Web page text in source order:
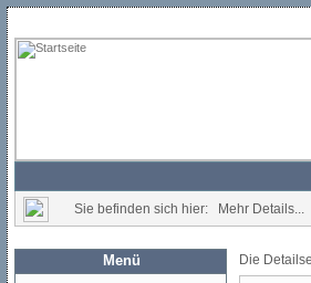
Sie befinden sich hier: Mehr Details...
Menü
Die